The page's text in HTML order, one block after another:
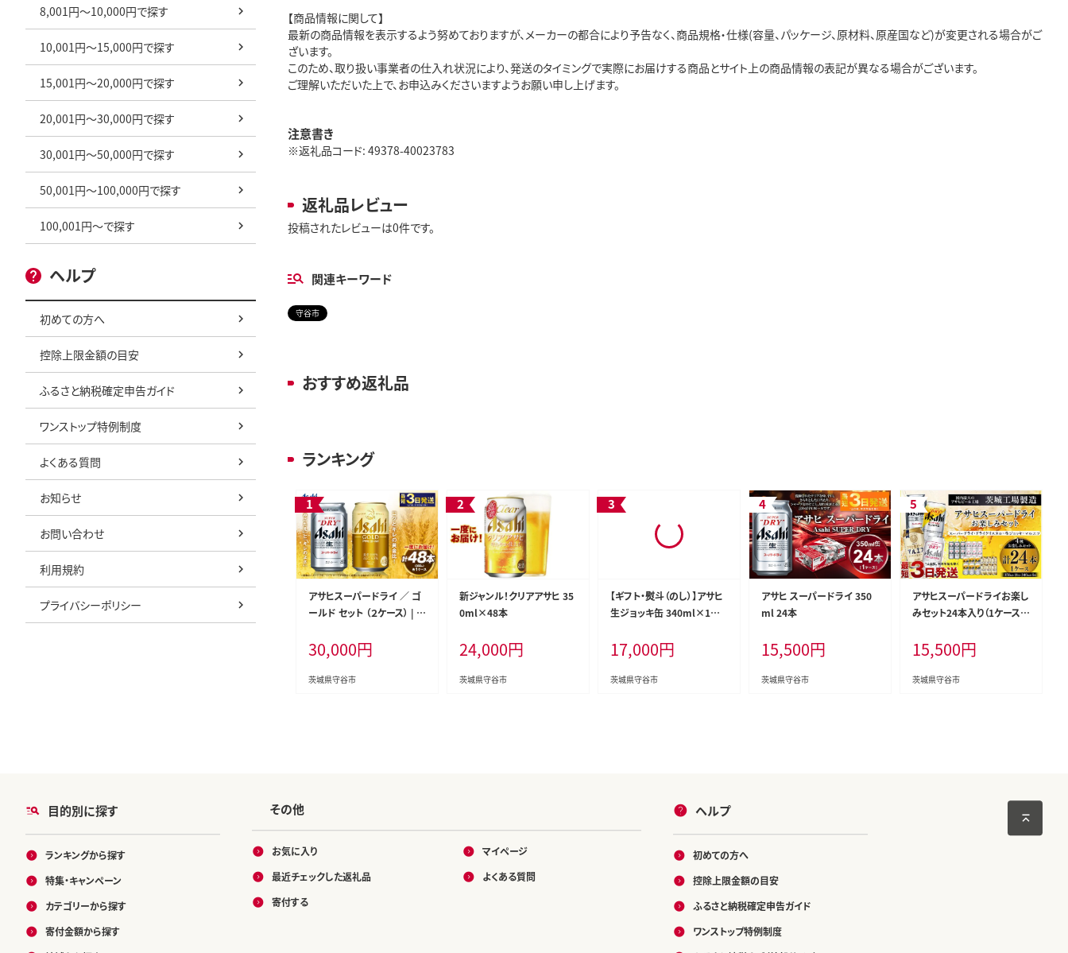
8,001円～10,000円で探す
10,001円～15,000円で探す
15,001円～20,000円で探す
20,001円～30,000円で探す
30,001円～50,000円で探す
50,001円～100,000円で探す
100,001円～で探す
ヘルプ
初めての方へ
控除上限金額の目安
ふるさと納税確定申告ガイド
ワンストップ特例制度
よくある質問
お知らせ
お問い合わせ
利用規約
プライバシーポリシー
【商品情報に関して】
最新の商品情報を表示するよう努めておりますが、メーカーの都合により予告なく、商品規格・仕様(容量、パッケージ、原材料、原産国など)が変更される場合がご
ざいます。
このため、取り扱い事業者の仕入れ状況により、発送のタイミングで実際にお届けする商品とサイト上の商品情報の表記が異なる場合がございます。
ご理解いただいた上で、お申込みくださいますようお願い申し上げます。
注意書き
※返礼品コード: 49378-40023783
返礼品レビュー
投稿されたレビューは0件です。
関連キーワード
守谷市
おすすめ返礼品
ランキング
アサヒスーパードライ ／ ゴ
ールド セット （２ケース） | ア
缶ビール お酒 酒 アルコー
ル 茨城県 守谷市
30,000円
茨城県守谷市
新ジャンル！クリアアサヒ 35
0ml×48本
24,000円
茨城県守谷市
【ギフト・熨斗（のし）】アサヒ
生ジョッキ缶 340ml×1ケ
サヒ 生 生ビール アサヒビー
ル お酒 アルコール 5% 缶
ビール 贈答 ギフト 贈り物 贈
17,000円
茨城県守谷市
アサヒ スーパードライ 350
ml 24本
15,500円
茨城県守谷市
アサヒスーパードライお楽し
みセット24本入り（1ケース）
パードライ 生ジョッキ缶 マ
ルエフ ドライクリスタル ア
ルコール アウトドア お酒 酒
15,500円
茨城県守谷市
目的別に探す
ランキングから探す
特集・キャンペーン
カテゴリーから探す
寄付金額から探す
その他
お気に入り
最近チェックした返礼品
寄付する
マイページ
よくある質問
ヘルプ
初めての方へ
控除上限金額の目安
ふるさと納税確定申告ガイド
ワンストップ特例制度